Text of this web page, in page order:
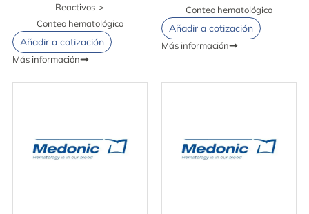
Reactivos >
Conteo hematológico
Añadir a cotización
Más información
Conteo hematológico
Añadir a cotización
Más información